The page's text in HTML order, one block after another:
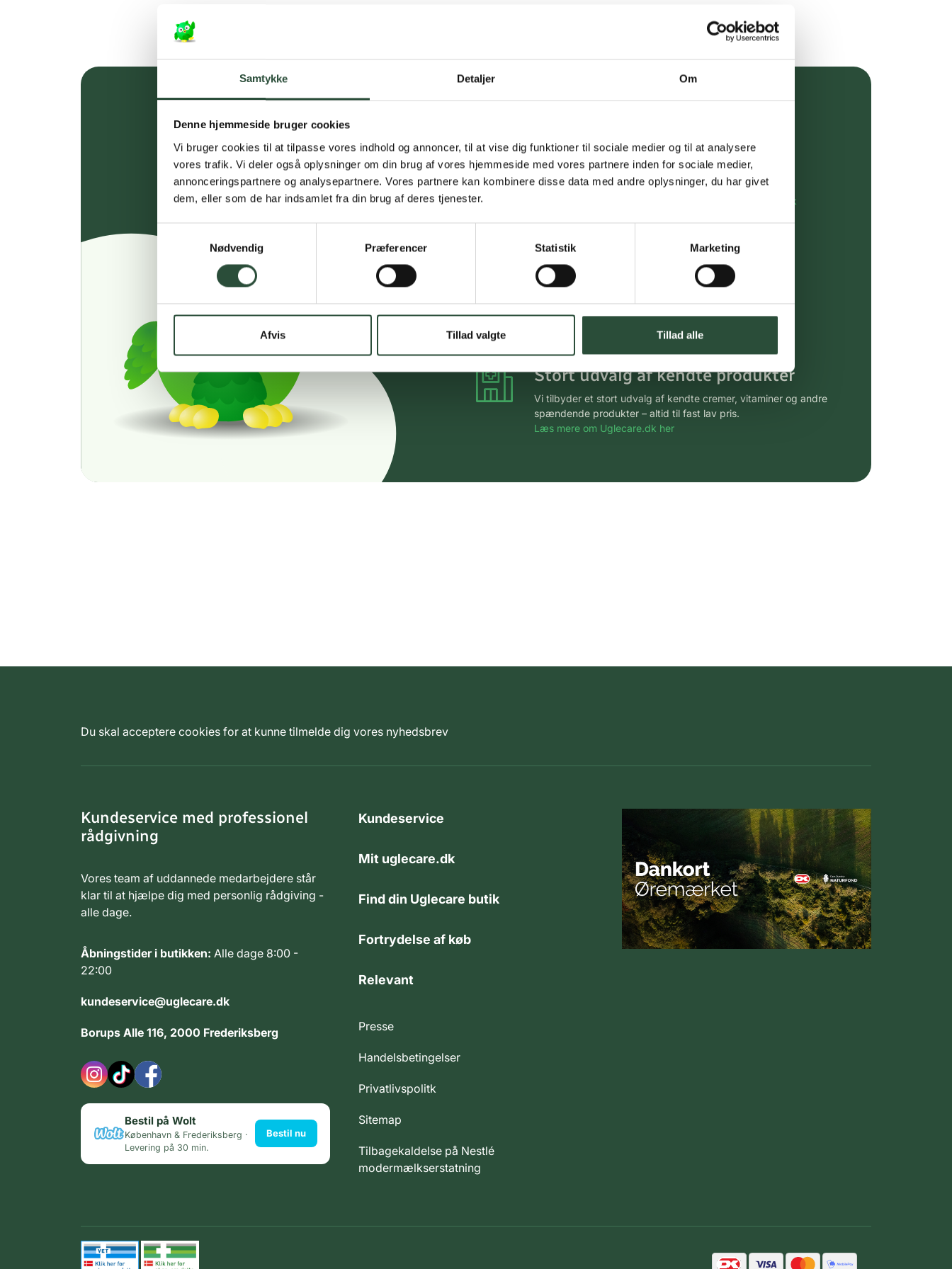
Samtykke Detaljer Om
Denne hjemmeside bruger cookies
Vi bruger cookies til at tilpasse vores indhold og annoncer, til at vise dig funktioner til sociale medier og til at analysere
vores trafik. Vi deler også oplysninger om din brug af vores hjemmeside med vores partnere inden for sociale medier,
annonceringspartnere og analysepartnere. Vores partnere kan kombinere disse data med andre oplysninger, du har givet
dem, eller som de har indsamlet fra din brug af deres tjenester.
Nødvendig
Præferencer Statistik Marketing
Afvis Tillad valgte Tillad alle
Personlig rådgivning
kundeservice@uglecare.dk
Hurtig levering (30 min. i Kbh)
Hurtigt leveringen via GLS, og DAO
Faste lave priser*
*Gælder ikke ernæringsprodukter.
Stort udvalg af kendte produkter
Vi tilbyder et stort udvalg af kendte cremer, vitaminer og andre
spændende produkter – altid til fast lav pris.
Læs mere om Uglecare.dk her
Du skal acceptere cookies for at kunne tilmelde dig vores nyhedsbrev
Kundeservice med professionel
rådgivning
Vores team af uddannede medarbejdere står
klar til at hjælpe dig med personlig rådgiving -
alle dage.
Åbningstider i butikken: Alle dage 8:00 -
22:00
kundeservice@uglecare.dk
Borups Alle 116, 2000 Frederiksberg
Bestil på Wolt
København & Frederiksberg ·
Levering på 30 min.
Bestil nu
Kundeservice
Mit uglecare.dk
Find din Uglecare butik
Fortrydelse af køb
Relevant
Presse
Handelsbetingelser
Privatlivspolitk
Sitemap
Tilbagekaldelse på Nestlé
modermælkserstatning